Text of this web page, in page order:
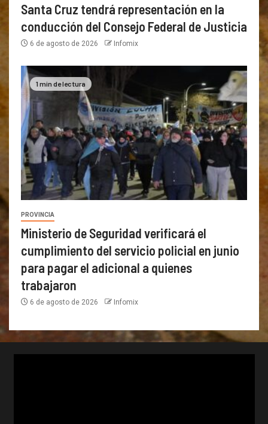
Santa Cruz tendrá representación en la
conducción del Consejo Federal de Justicia
6 de agosto de 2026 Infomix
1 min de lectura
PROVINCIA
Ministerio de Seguridad verificará el
cumplimiento del servicio policial en junio
para pagar el adicional a quienes
trabajaron
6 de agosto de 2026 Infomix